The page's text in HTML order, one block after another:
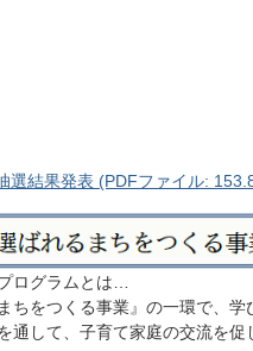
選結果発表 (PDFファイル:
ログラムとは…
ちをつくる事業』の一環で、
通して、子育て家庭の交流を